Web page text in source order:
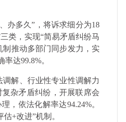
办多久”，将诉求细分为18
类，实现“简易矛盾纠纷马
制推动多部门同步发力，实
达99.8%。
解、行业性专业性调解力
杂矛盾纠纷，开展联席会
，依法化解率达94.24%。
+改进”机制。